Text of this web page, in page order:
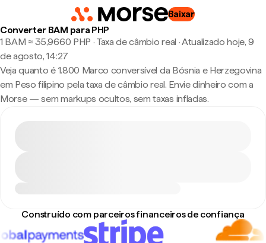
Baixar
Converter BAM para PHP
1 BAM ≈ 35,9660 PHP · Taxa de câmbio real ·Atualizado hoje, 9
de agosto, 14:27
Veja quanto é 1.800 Marco conversível da Bósnia e Herzegovina
em Peso filipino pela taxa de câmbio real. Envie dinheiro com a
Morse — sem markups ocultos, sem taxas infladas.
Construído com parceiros financeiros de confiança